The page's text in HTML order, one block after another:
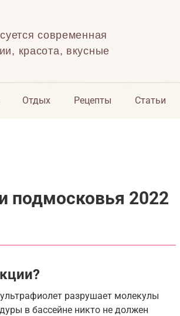
современная
красота, вкусные
Отдых Рецепты Статьи
подмосковья 2022
разрушает молекулы
в бассейне никто не должен